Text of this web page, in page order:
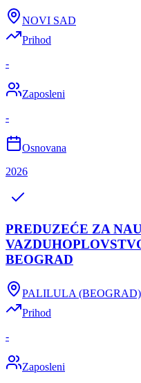
NOVI SAD
Prihod
-
Zaposleni
-
Osnovana
2026
PREDUZEĆE ZA
BEOGRAD
PALILULA (BEOGRAD)
Prihod
-
Zaposleni